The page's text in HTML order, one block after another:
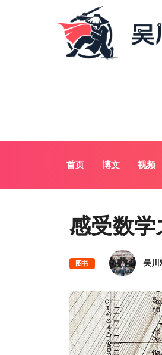
首页 博文 视频
感受数学
图书 吴川